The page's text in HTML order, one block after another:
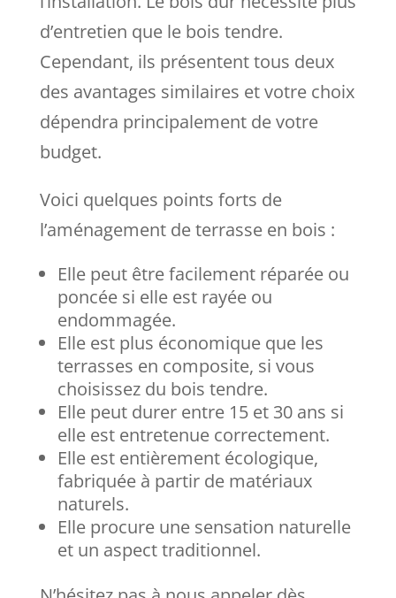
d’entretien que le bois tendre.
Cependant, ils présentent tous deux
des avantages similaires et votre choix
dépendra principalement de votre
budget.
Voici quelques points forts de
l’aménagement de terrasse en bois :
Elle peut être facilement réparée ou
poncée si elle est rayée ou
endommagée.
Elle est plus économique que les
terrasses en composite, si vous
choisissez du bois tendre.
Elle peut durer entre 15 et 30 ans si
elle est entretenue correctement.
Elle est entièrement écologique,
fabriquée à partir de matériaux
naturels.
Elle procure une sensation naturelle
et un aspect traditionnel.